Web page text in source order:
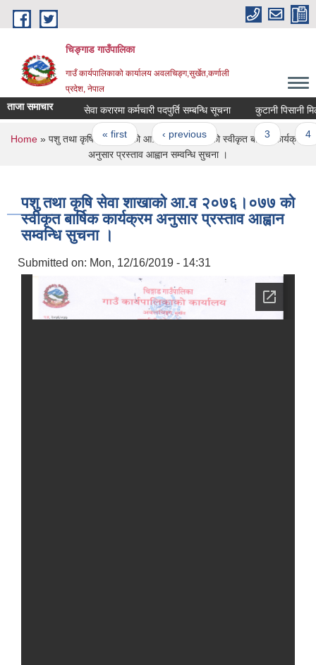
Skip to main content
चिङ्गाड गाउँपालिका
गाउँ कार्यपालिकाको कार्यालय अवलचिङ्ग,सुर्खेत,कर्णाली
प्रदेश, नेपाल
ताजा समाचार सेवा करारमा कर्मचारी पदपुर्ति सम्बन्धि सूचना कुटानी पिसानी मिल
Pages
« first ‹ previous … 3 4
You are here
Home » पशु तथा कृषि सेवा शाखाको आ‍.व २०७६।०७७ को स्वीकृत बार्षिक कार्यक्रम
अनुसार प्रस्ताव आह्वान सम्वन्धि सुचना ।
पशु तथा कृषि सेवा शाखाको आ‍.व २०७६।०७७ को
स्वीकृत बार्षिक कार्यक्रम अनुसार प्रस्ताव आह्वान
सम्वन्धि सुचना ।
Submitted on: Mon, 12/16/2019 - 14:31